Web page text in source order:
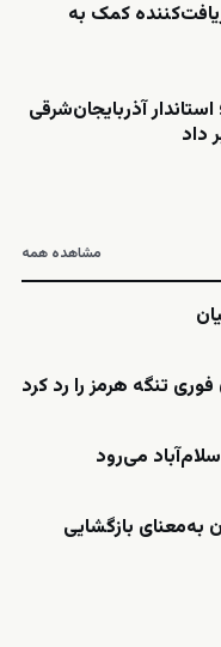
کمک به
آذربایجان‌شرقی
داد
مشاهده همه
تنگه هرمز را رد کرد
می‌رود
به‌معنای بازگشایی